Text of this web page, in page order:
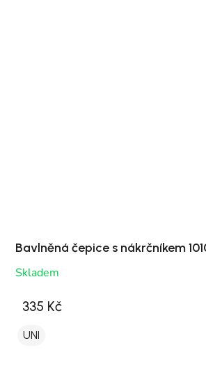
Bavlněná čepice s nákrčníkem
Skladem
335 Kč
UNI